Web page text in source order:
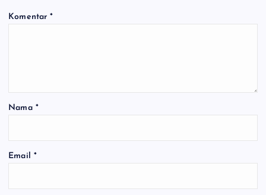
Komentar*
Nama *
Email *